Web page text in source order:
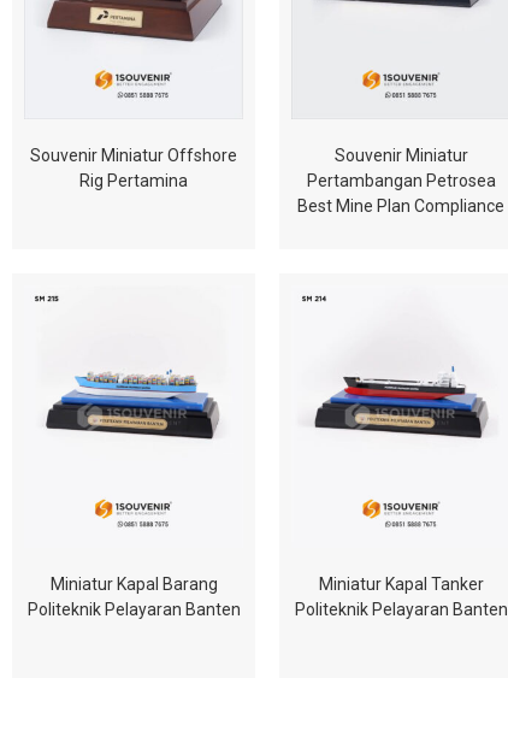
Souvenir Miniatur Offshore
Rig Pertamina
Souvenir Miniatur
Pertambangan Petrosea
Best Mine Plan Compliance
Miniatur Kapal Barang
Politeknik Pelayaran Banten
Miniatur Kapal Tanker
Politeknik Pelayaran Banten